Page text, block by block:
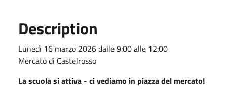
Description
Lunedì 16 marzo 2026 dalle 9:00 alle 12:00
Mercato di Castelrosso
La scuola si attiva - ci vediamo in piazza del mercato!